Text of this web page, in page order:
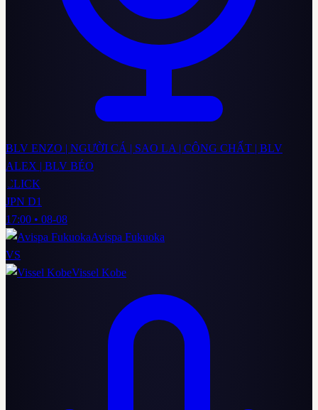
BLV ENZO | NGƯỜI CÁ | SAO LA | CÔNG CHẤT | BLV
ALEX | BLV BÉO
CLICK
JPN D1
17:00 • 08-08
Avispa Fukuoka
VS
Vissel Kobe